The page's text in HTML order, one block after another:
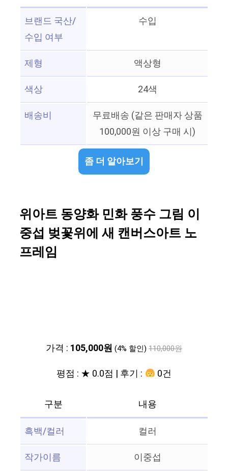
브랜드 국산/
수입 여부
수입
제형
액상형
색상
24색
배송비
무료배송 (같은 판매자 상품
100,000원 이상 구매 시)
좀 더 알아보기
위아트 동양화 민화 풍수 그림 이
중섭 벚꽃위에 새 캔버스아트 노
프레임
가격 : 105,000원 (4% 할인) 110,000원
평점 : ★ 0.0점 | 후기 : 0건
구분
내용
흑백/컬러
컬러
작가이름
이중섭